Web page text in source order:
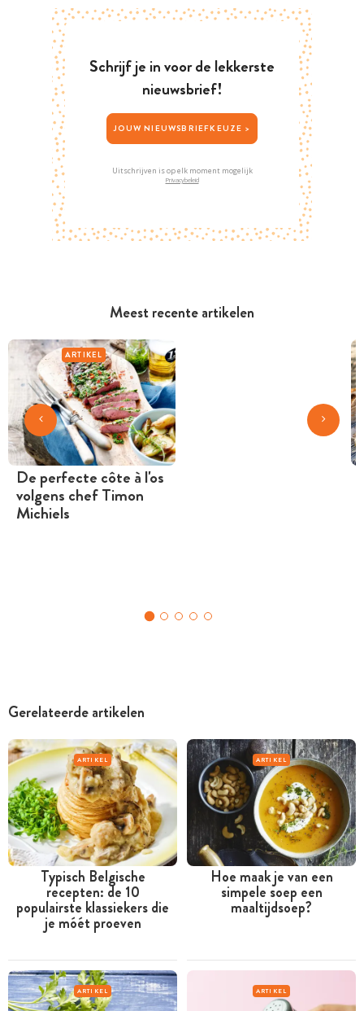
Meest recente artikelen
ARTIKEL
De perfecte côte à l'os
volgens chef Timon
Michiels
Schrijf je in voor de lekkerste
nieuwsbrief!
JOUW NIEUWSBRIEFKEUZE >
Uitschrijven is op elk moment mogelijk
Privacybeleid
Gerelateerde artikelen
ARTIKEL
Typisch Belgische
recepten: de 10
populairste klassiekers die
je móét proeven
ARTIKEL
Hoe maak je van een
simpele soep een
maaltijdsoep?
ARTIKEL ARTIKEL